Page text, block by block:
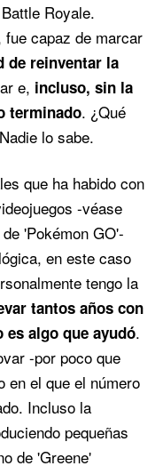
Royale.
fue capaz de marcar
de reinventar la
e, incluso, sin la
terminado. ¿Qué
lo sabe.
que ha habido con
-véase
'Pokémon GO'-
en este caso
tengo la
tantos años con
es algo que ayudó.
-por poco que
en el que el número
Incluso la
pequeñas
de 'Greene'